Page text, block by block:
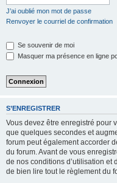
J’ai oublié mon mot de passe
Renvoyer le courriel de confirmation
Se souvenir de moi
Masquer ma présence en ligne
S’ENREGISTRER
Vous devez être enregistré pour
que quelques secondes et
forum peut également accorder
du forum. Avant de vous
de nos conditions d’utilisation et
de bien lire tout le règlement du